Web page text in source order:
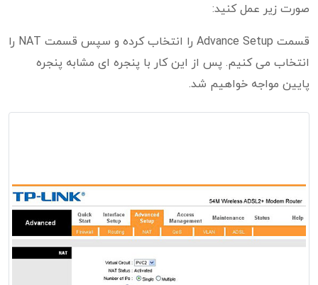
صورت زیر عمل کنید:
قسمت Advance Setup را انتخاب کرده و سپس قسمت NAT را
انتخاب می کنیم. پس از این کار با پنجره ای مشابه پنجره
پایین مواجه خواهیم شد.